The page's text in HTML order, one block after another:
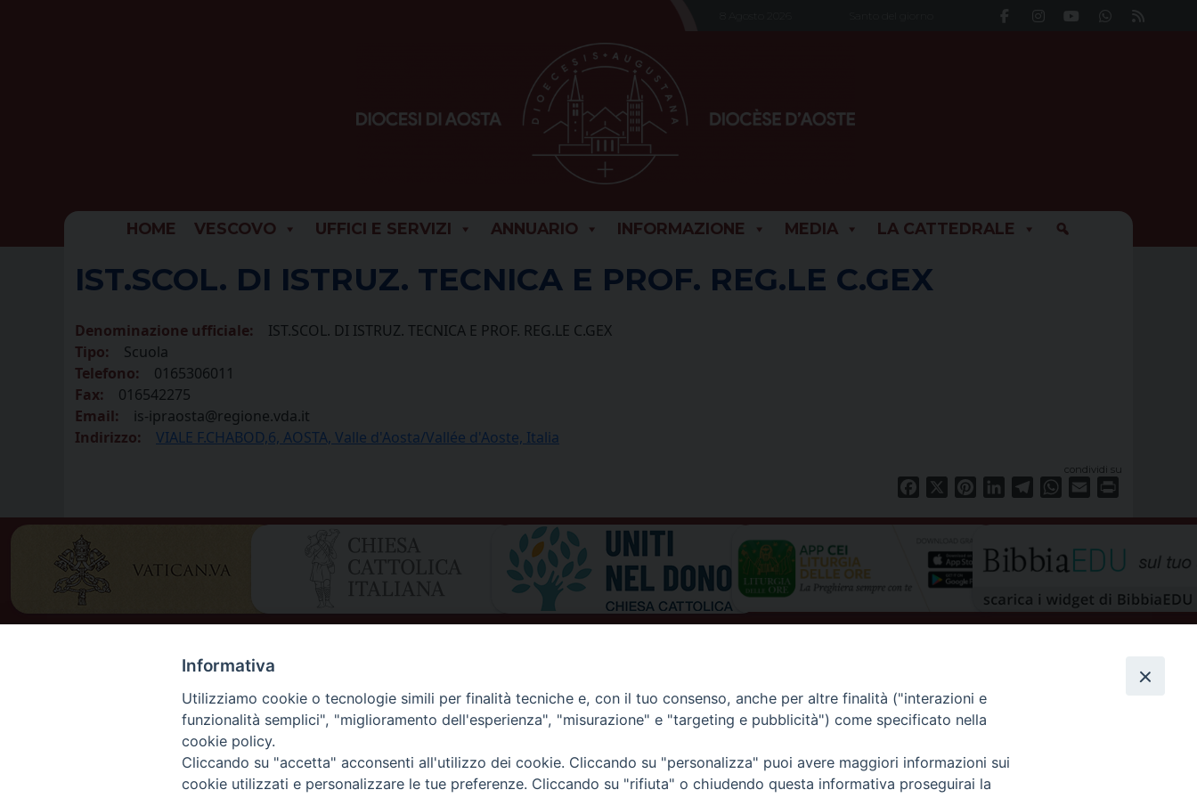
HOME VESCOVO UFFICI E SERVIZI ANNUARIO INFORMAZIONE MEDIA LA CATTEDRALE
IST.SCOL. DI ISTRUZ. TECNICA E PROF. REG.LE C.GEX
Denominazione ufficiale:
IST.SCOL. DI ISTRUZ. TECNICA E PROF. REG.LE C.GEX
Tipo:
Scuola
Telefono:
0165306011
Fax:
016542275
Email:
is-ipraosta@regione.vda.it
Indirizzo:
VIALE F.CHABOD,6, AOSTA, Valle d'Aosta/Vallée d'Aoste, Italia
condividi su
Facebook PinterestLinkedInTelegramWhatsApp
Email
DIOCESI DI AOSTA
Rue Mgr de Sales 3/A 11100 Aosta
tel. 0165.238515 | fax: 0165.238517
privacy policy
Informativa
Utilizziamo cookie o tecnologie simili per finalità tecniche e, con il tuo consenso, anche per altre finalità ("interazioni e
funzionalità semplici", "miglioramento dell'esperienza", "misurazione" e "targeting e pubblicità") come specificato nella
cookie policy.
Cliccando su "accetta" acconsenti all'utilizzo dei cookie. Cliccando su "personalizza" puoi avere maggiori informazioni sui
cookie utilizzati e personalizzare le tue preferenze. Cliccando su "rifiuta" o chiudendo questa informativa proseguirai la